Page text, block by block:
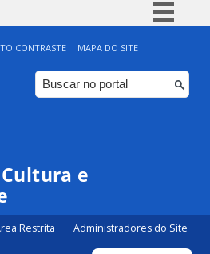
Simplifique!
Comunica BR
Participe
CONTRASTE MAPA DO SITE
e
Restrita Administradores do Site